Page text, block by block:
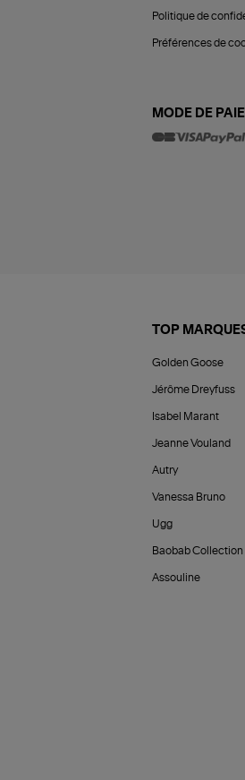
Politique de
Préférences de
MODE DE
TOP
Golden Goose
Jérôme Dreyfuss
Isabel Marant
Jeanne Vouland
Autry
Vanessa Bruno
Ugg
Baobab Collection
Assouline